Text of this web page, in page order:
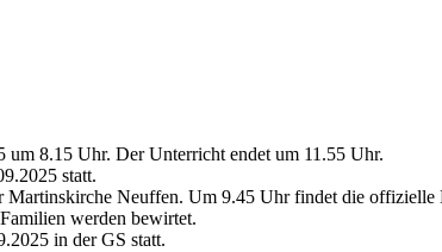
um 8.15 Uhr. Der Unterricht endet um 11.55 Uhr.
statt.
Neuffen. Um 9.45 Uhr findet die
werden bewirtet.
in der GS statt.